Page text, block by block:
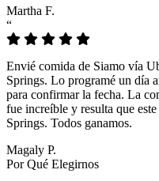
Martha F.
“
Envié comida de Siamo vía
Springs. Lo programé un día
para confirmar la fecha. La
fue increíble y resulta que
Springs. Todos ganamos.
Magaly P.
Por Qué Elegirnos